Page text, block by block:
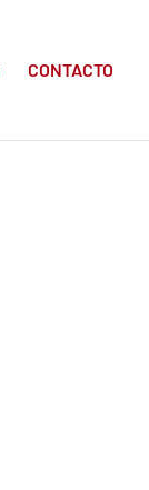
CONTACTO